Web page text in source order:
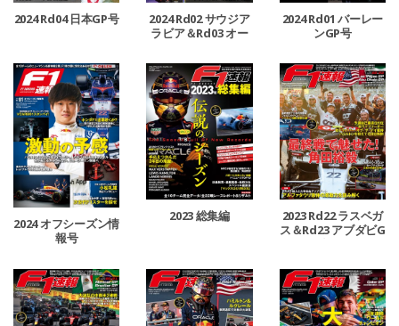
2024 Rd04 日本GP号
2024 Rd02 サウジア
ラビア＆Rd03 オー
2024 Rd01 バーレー
ンGP号
2024 オフシーズン情
報号
2023 総集編
2023 Rd22 ラスベガ
ス＆Rd23 アブダビG